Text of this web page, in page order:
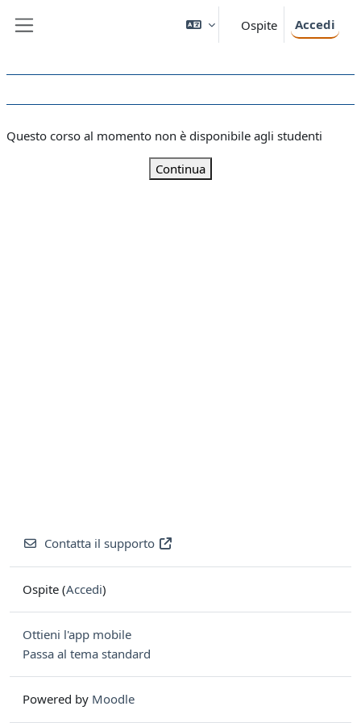
Ospite Accedi
Questo corso al momento non è disponibile agli studenti
Continua
Contatta il supporto
Ospite (Accedi)
Ottieni l'app mobile
Passa al tema standard
Powered by Moodle